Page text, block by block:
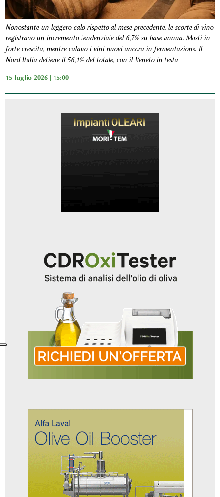
Nonostante un leggero calo rispetto al mese precedente, le scorte di vino
registrano un incremento tendenziale del 6,7% su base annua. Mosti in
forte crescita, mentre calano i vini nuovi ancora in fermentazione. Il
Nord Italia detiene il 56,1% del totale, con il Veneto in testa
15 luglio 2026 | 15:00